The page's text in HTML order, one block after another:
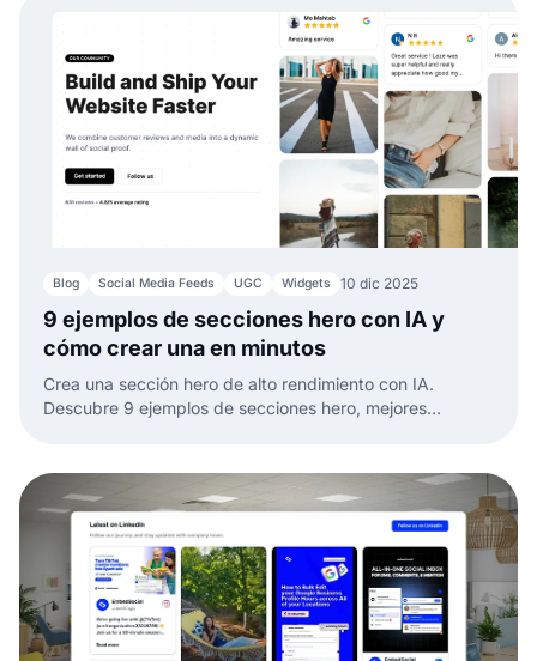
Blog Social Media Feeds UGC Widgets 10 dic 2025
9 ejemplos de secciones hero con IA y
cómo crear una en minutos
Crea una sección hero de alto rendimiento con IA.
Descubre 9 ejemplos de secciones hero, mejores